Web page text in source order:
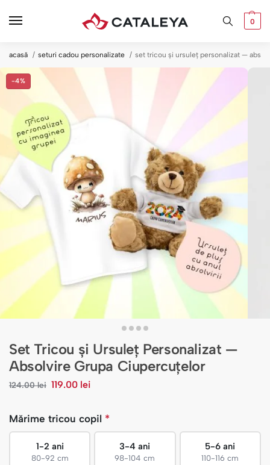
0
acasă seturi cadou personalizate set tricou și ursuleț personalizat —
-4%
Set Tricou și Ursuleț Personalizat —
Absolvire Grupa Ciupercuțelor
124.00lei 119.00 lei
Mărime tricou copil *
1-2 ani
80-92 cm
3-4 ani
98-104 cm
5-6 ani
110-116 cm